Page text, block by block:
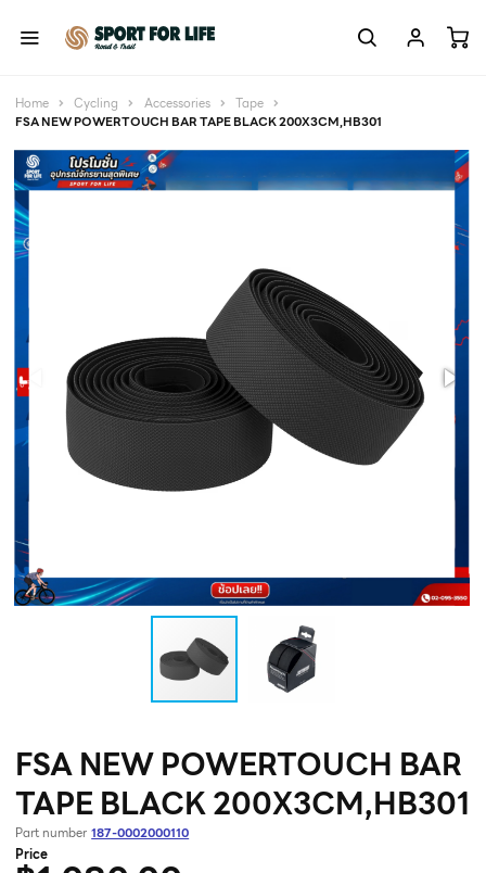
Home Cycling Accessories
Tape
FSA NEW POWERTOUCH BAR TAPE BLACK 200X3CM,HB301
FSA NEW POWERTOUCH BAR
TAPE BLACK 200X3CM,HB301
Part number 187-0002000110
Price